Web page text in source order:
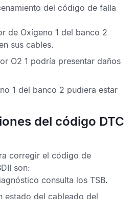
del código de falla
de Oxígeno 1 del banco 2
sus cables.
O2 1 podría presentar daños
1 del banco 2 pudiera estar
del código DTC
corregir el código de
son:
consulta los TSB.
estado del cableado del